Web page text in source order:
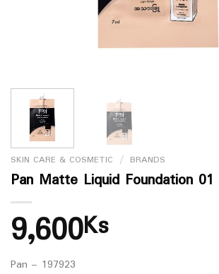
SKIN CARE & COSMETIC / BRANDS
Pan Matte Liquid Foundation
9,600Ks
Pan – 197923